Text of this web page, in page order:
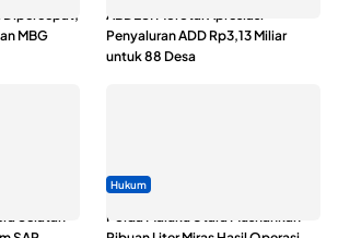
Dipercepat,
MBG
ABDESI Morotai Apresiasi
Penyaluran ADD Rp3,13 Miliar
untuk 88 Desa
Selatan
Hukum
Polda Maluku Utara Musnahkan